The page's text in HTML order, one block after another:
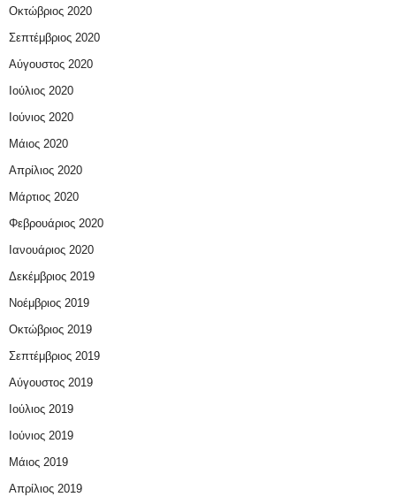
Οκτώβριος 2020
Σεπτέμβριος 2020
Αύγουστος 2020
Ιούλιος 2020
Ιούνιος 2020
Μάιος 2020
Απρίλιος 2020
Μάρτιος 2020
Φεβρουάριος 2020
Ιανουάριος 2020
Δεκέμβριος 2019
Νοέμβριος 2019
Οκτώβριος 2019
Σεπτέμβριος 2019
Αύγουστος 2019
Ιούλιος 2019
Ιούνιος 2019
Μάιος 2019
Απρίλιος 2019